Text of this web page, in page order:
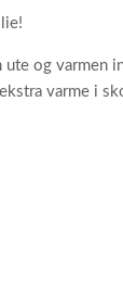
og
varme i